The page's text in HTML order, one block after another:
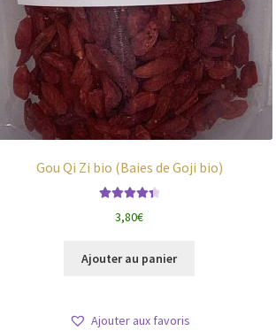
Gou Qi Zi bio (Baies de Goji bio)
sur 5
3,80€
Ajouter au panier
Ajouter aux favoris